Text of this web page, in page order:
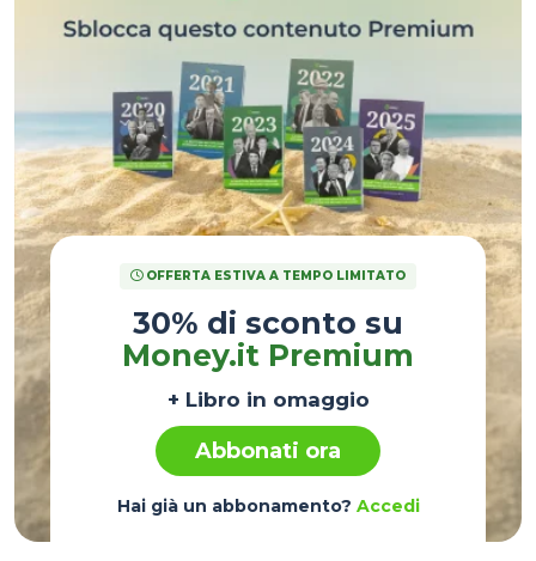
OFFERTA ESTIVA A TEMPO LIMITATO
30% di sconto su
Money.it Premium
+ Libro in omaggio
Abbonati ora
Hai già un abbonamento? Accedi